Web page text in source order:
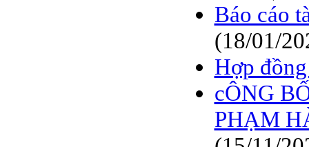
Báo cáo
(18/01/
Hợp
cÔNG
PHẠM